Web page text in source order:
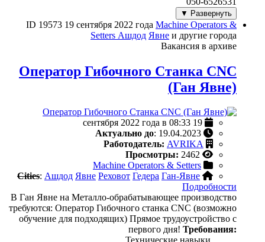
Развернуть ▼
ID 19573 19 сентября 2022 года Machine Operators &
Setters Ашдод Явне и другие города
Вакансия в архиве
Оператор Гибочного Станка CNC
(Ган Явне)
Актуально до: 19.04.2023
Работодатель: AVRIKA
Просмотры: 2462
Machine Operators & Setters
Cities: Ашдод Явне Реховот Гедера Ган-Явне
Подробности
В Ган Явне на Металло-обрабатывающее производство
требуются: Оператор Гибочного станка CNC (возможно
обучение для подходящих) Прямое трудоустройство с
первого дня! Требования: